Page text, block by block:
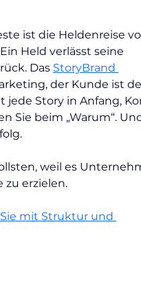
ist die Heldenreise
Held verlässt seine
Das StoryBrand
der Kunde ist
jede Story in Anfang,
Sie beim „Warum“.
weil es
zu erzielen.
mit Struktur und